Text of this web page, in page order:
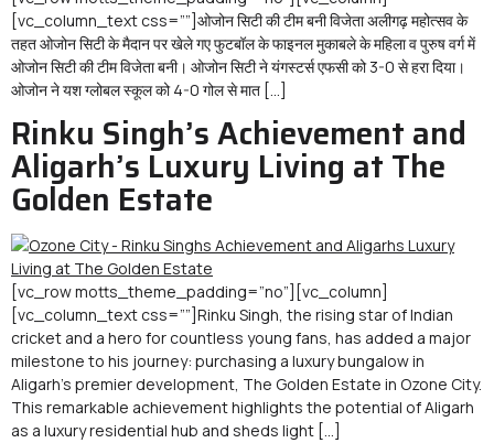
[vc_column_text css=””]ओजोन सिटी की टीम बनी विजेता अलीगढ़ महोत्सव के
तहत ओजोन सिटी के मैदान पर खेले गए फुटबॉल के फाइनल मुकाबले के महिला व पुरुष वर्ग में
ओजोन सिटी की टीम विजेता बनी। ओजोन सिटी ने यंगस्टर्स एफसी को 3-0 से हरा दिया।
ओजोन ने यश ग्लोबल स्कूल को 4-0 गोल से मात […]
Rinku Singh’s Achievement and
Aligarh’s Luxury Living at The
Golden Estate
[vc_row motts_theme_padding=”no”][vc_column]
[vc_column_text css=””]Rinku Singh, the rising star of Indian
cricket and a hero for countless young fans, has added a major
milestone to his journey: purchasing a luxury bungalow in
Aligarh’s premier development, The Golden Estate in Ozone City.
This remarkable achievement highlights the potential of Aligarh
as a luxury residential hub and sheds light […]